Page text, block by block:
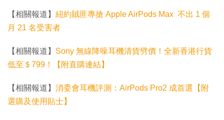
【相關報道】 紐約賊匪專搶 Apple AirPods Max 不出 1 個
月 21 名受害者
【相關報道】 Sony 無線降噪耳機清貨劈價！全新香港行貨
低至＄799！【附直購連結】
【相關報道】 消委會耳機評測：AirPods Pro2 成首選【附
選購及使用貼士】